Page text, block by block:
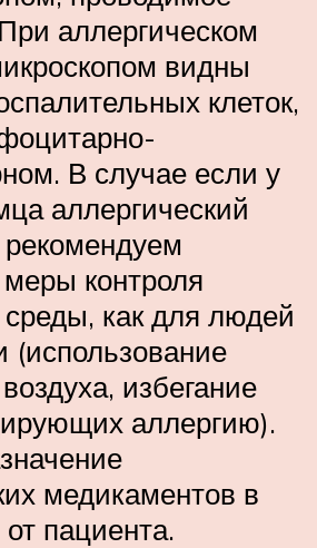
аллергическом
видны
клеток,
В случае если у
аллергический
контроля
как для людей
(использование
избегание
аллергию).
медикаментов в
пациента.